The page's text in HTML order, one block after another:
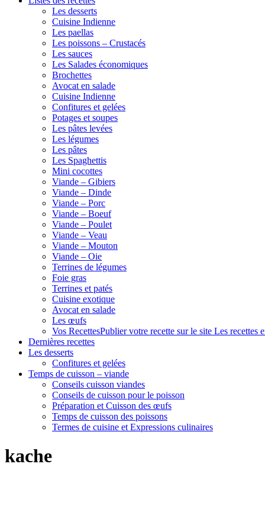
Les desserts
Cuisine Indienne
Les paellas
Les poissons – Crustacés
Les sauces
Les Salades économiques
Brochettes
Avocat en salade
Cuisine Indienne
Confitures et gelées
Potages et soupes
Les pâtes levées
Les légumes
Les pâtes
Les Spaghettis
Mini cocottes
Viande – Gibiers
Viande – Dinde
Viande – Porc
Viande – Boeuf
Viande – Poulet
Viande – Veau
Viande – Mouton
Viande – Oie
Terrines de légumes
Foie gras
Terrines et patés
Cuisine exotique
Avocat en salade
Les œufs
Vos RecettesPublier votre recette sur le site Les recettes
Dernières recettes
Les desserts
Confitures et gelées
Temps de cuisson – viande
Conseils cuisson viandes
Conseils de cuisson pour le poisson
Préparation et Cuisson des œufs
Temps de cuisson des poissons
Termes de cuisine et Expressions culinaires
kache